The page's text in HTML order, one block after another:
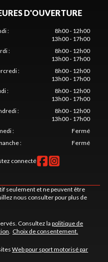
D'OUVERTURE
:
8h00 - 12h00
13h00 - 17h00
:
8h00 - 12h00
13h00 - 17h00
:
8h00 - 12h00
13h00 - 17h00
:
8h00 - 12h00
13h00 - 17h00
:
8h00 - 12h00
13h00 - 17h00
:
Fermé
: Fermé
connecté
seulement et ne peuvent être
nous consulter pour plus de
Consultez la politique de
. Choix de consentement.
Web pour sport motorisé par